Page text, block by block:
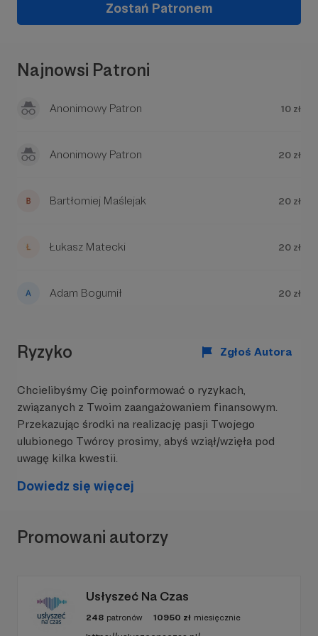
W tym miejscu powinna być zewnętrzna
Aby zobaczyć treść musisz zmienić ustawienia
Mroczne Wiekinie sąkolejnym podcastem
opartym na recytowaniu przerzuconej przez
translator anglojęzycznej Wikipedii czy
na comiesięczne wsparcie od nieświadomych
historii jest w Polsce coraz więcej, pojawiają się
bardzo wartościowe tytuły, ciągle jednak jest
stronniczych.
Od 2025 roku kanał i podcast są moim
Zostań Patronem
Najnowsi Patroni
Anonimowy Patron 10 zł
Anonimowy Patron 20 zł
Bartłomiej Maślejak 20 zł
Łukasz Matecki 20 zł
Adam Bogumił 20 zł
Ryzyko Zgłoś Autora
Chcielibyśmy Cię poinformować o ryzykach,
związanych z Twoim zaangażowaniem finansowym.
Przekazując środki na realizację pasji Twojego
ulubionego Twórcy prosimy, abyś wziął/wzięła pod
uwagę kilka kwestii.
Dowiedz się więcej
Promowani autorzy
Usłyszeć Na Czas
248 patronów 10950 zł miesięcznie